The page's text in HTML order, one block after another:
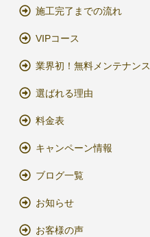
施工完了までの流れ
VIPコース
業界初！無料メンテナンス
選ばれる理由
料金表
キャンペーン情報
ブログ一覧
お知らせ
お客様の声